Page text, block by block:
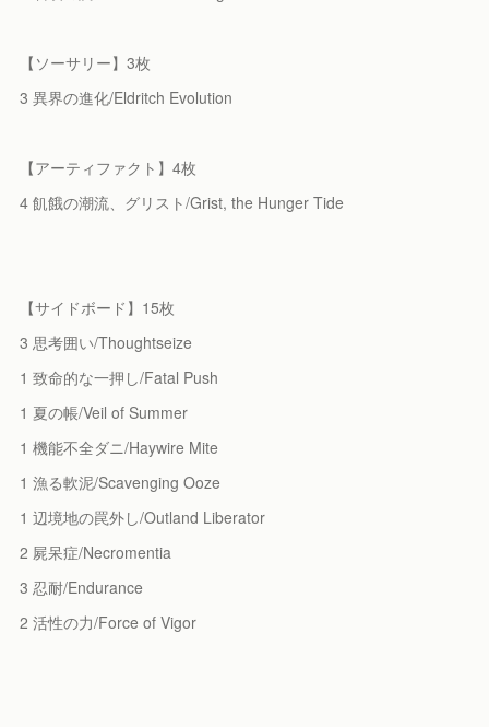
【ソーサリー】3枚
3 異界の進化/Eldritch Evolution
【アーティファクト】4枚
4 飢餓の潮流、グリスト/Grist, the Hunger Tide
【サイドボード】15枚
3 思考囲い/Thoughtseize
1 致命的な一押し/Fatal Push
1 夏の帳/Veil of Summer
1 機能不全ダニ/Haywire Mite
1 漁る軟泥/Scavenging Ooze
1 辺境地の罠外し/Outland Liberator
2 屍呆症/Necromentia
3 忍耐/Endurance
2 活性の力/Force of Vigor